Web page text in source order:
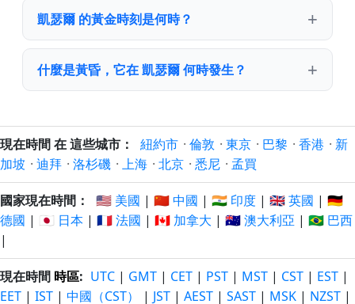
凱瑟爾 的黃金時刻是何時？
什麼是黃昏，它在 凱瑟爾 何時發生？
現在時間 在 這些城市： 紐約市 · 倫敦 · 東京 · 巴黎 · 香港 · 新
加坡 · 迪拜 · 洛杉磯 · 上海 · 北京 · 悉尼 · 孟買
國家現在時間： 🇺🇸 美國 | 🇨🇳 中國 | 🇮🇳 印度 | 🇬🇧 英國 | 🇩🇪
德國 | 🇯🇵 日本 | 🇫🇷 法國 | 🇨🇦 加拿大 | 🇦🇺 澳大利亞 | 🇧🇷 巴西
|
現在時間 時區: UTC | GMT | CET | PST | MST | CST | EST |
EET | IST | 中國（CST） | JST | AEST | SAST | MSK | NZST |